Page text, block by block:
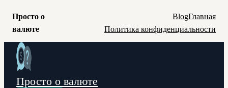
Просто о
валюте
BlogГлавная
Политика конфиденциальности
Перейти
содержимому
Просто о валюте